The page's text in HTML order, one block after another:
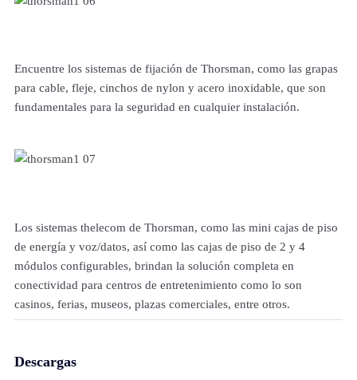
Encuentre los sistemas de fijación de Thorsman, como las grapas
para cable, fleje, cinchos de nylon y acero inoxidable, que son
fundamentales para la seguridad en cualquier instalación.
Los sistemas thelecom de Thorsman, como las mini cajas de piso
de energía y voz/datos, así como las cajas de piso de 2 y 4
módulos configurables, brindan la solución completa en
conectividad para centros de entretenimiento como lo son
casinos, ferias, museos, plazas comerciales, entre otros.
Descargas